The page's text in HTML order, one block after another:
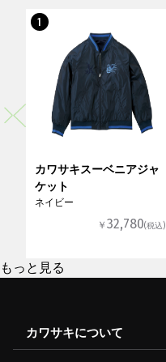
1
カワサキスーベニアジャ
ケット
ネイビー
￥32,780(税込)
もっと見る
カワサキについて